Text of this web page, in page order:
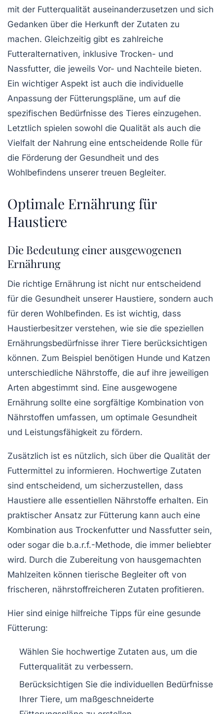
mit der Futterqualität auseinanderzusetzen und sich
Gedanken über die Herkunft der Zutaten zu
machen. Gleichzeitig gibt es zahlreiche
Futteralternativen, inklusive Trocken- und
Nassfutter, die jeweils Vor- und Nachteile bieten.
Ein wichtiger Aspekt ist auch die individuelle
Anpassung der Fütterungspläne, um auf die
spezifischen Bedürfnisse des Tieres einzugehen.
Letztlich spielen sowohl die Qualität als auch die
Vielfalt der Nahrung eine entscheidende Rolle für
die Förderung der Gesundheit und des
Wohlbefindens unserer treuen Begleiter.
Optimale Ernährung für
Haustiere
Die Bedeutung einer ausgewogenen
Ernährung
Die richtige Ernährung ist nicht nur entscheidend
für die Gesundheit unserer Haustiere, sondern auch
für deren Wohlbefinden. Es ist wichtig, dass
Haustierbesitzer verstehen, wie sie die speziellen
Ernährungsbedürfnisse ihrer Tiere berücksichtigen
können. Zum Beispiel benötigen Hunde und Katzen
unterschiedliche Nährstoffe, die auf ihre jeweiligen
Arten abgestimmt sind. Eine ausgewogene
Ernährung sollte eine sorgfältige Kombination von
Nährstoffen umfassen, um optimale Gesundheit
und Leistungsfähigkeit zu fördern.
Zusätzlich ist es nützlich, sich über die Qualität der
Futtermittel zu informieren. Hochwertige Zutaten
sind entscheidend, um sicherzustellen, dass
Haustiere alle essentiellen Nährstoffe erhalten. Ein
praktischer Ansatz zur Fütterung kann auch eine
Kombination aus Trockenfutter und Nassfutter sein,
oder sogar die b.a.r.f.-Methode, die immer beliebter
wird. Durch die Zubereitung von hausgemachten
Mahlzeiten können tierische Begleiter oft von
frischeren, nährstoffreicheren Zutaten profitieren.
Hier sind einige hilfreiche Tipps für eine gesunde
Fütterung:
Wählen Sie hochwertige Zutaten aus, um die
Futterqualität zu verbessern.
Berücksichtigen Sie die individuellen Bedürfnisse
Ihrer Tiere, um maßgeschneiderte